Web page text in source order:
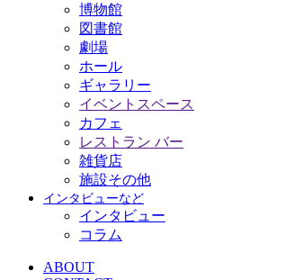
博物館
図書館
劇場
ホール
ギャラリー
イベントスペース
カフェ
レストラン バー
雑貨店
施設その他
インタビューなど
インタビュー
コラム
ABOUT